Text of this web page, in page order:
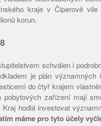
kraje v Čiperově
korun.
schválen i
je plán
do čtyř krajem
pobytových zařízení mají
hodlá investovat
máme pro tyto účely